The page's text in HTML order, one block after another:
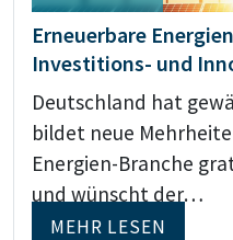
Erneuerbare
Investitions- und
Deutschland hat
bildet neue
Energien-Branche
und wünscht der…
MEHR LESEN